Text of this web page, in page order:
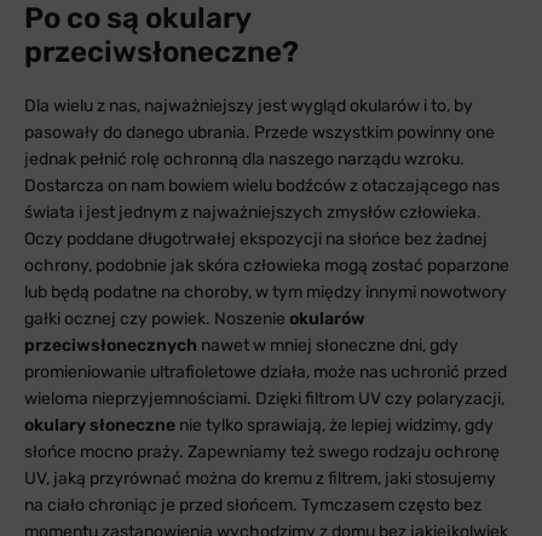
Po co są okulary
przeciwsłoneczne?
Dla wielu z nas, najważniejszy jest wygląd okularów i to, by
pasowały do danego ubrania. Przede wszystkim powinny one
jednak pełnić rolę ochronną dla naszego narządu wzroku.
Dostarcza on nam bowiem wielu bodźców z otaczającego nas
świata i jest jednym z najważniejszych zmysłów człowieka.
Oczy poddane długotrwałej ekspozycji na słońce bez żadnej
ochrony, podobnie jak skóra człowieka mogą zostać poparzone
lub będą podatne na choroby, w tym między innymi nowotwory
gałki ocznej czy powiek. Noszenie okularów
przeciwsłonecznych nawet w mniej słoneczne dni, gdy
promieniowanie ultrafioletowe działa, może nas uchronić przed
wieloma nieprzyjemnościami. Dzięki filtrom UV czy polaryzacji,
okulary słoneczne nie tylko sprawiają, że lepiej widzimy, gdy
słońce mocno praży. Zapewniamy też swego rodzaju ochronę
UV, jaką przyrównać można do kremu z filtrem, jaki stosujemy
na ciało chroniąc je przed słońcem. Tymczasem często bez
momentu zastanowienia wychodzimy z domu bez jakiejkolwiek